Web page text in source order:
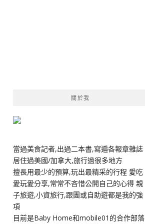
關於我
當過美食記者,出過二本書,寫遍各報章雜誌
居住過美國/加拿大,旅行過很多地方
擅長用最少的預算,玩出最精采的行程 愛吃
愛玩愛分享,常常不吝惜公開自己的心得 親
子旅遊,小資旅行,跟團或自助遊都是我的強
項
目前是Baby Home和mobile01的合作部落